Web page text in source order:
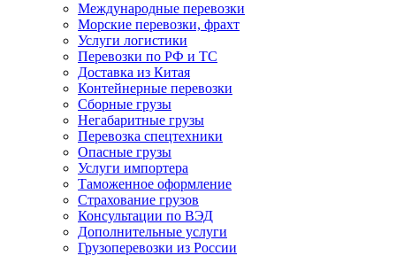
Международные перевозки
Морские перевозки, фрахт
Услуги логистики
Перевозки по РФ и ТС
Доставка из Китая
Контейнерные перевозки
Сборные грузы
Негабаритные грузы
Перевозка спецтехники
Опасные грузы
Услуги импортера
Таможенное оформление
Страхование грузов
Консультации по ВЭД
Дополнительные услуги
Грузоперевозки из России